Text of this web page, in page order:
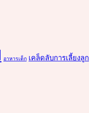
อาหารเด็ก เคล็ดลับการเลี้ยงลูก